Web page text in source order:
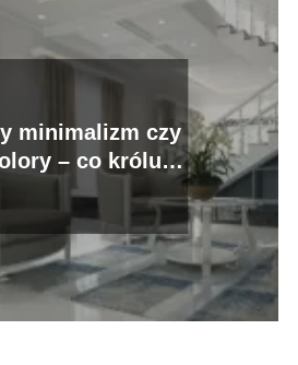
minimalizm czy
– co króluje
domach?